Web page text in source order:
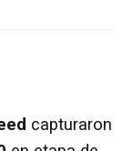
capturaron